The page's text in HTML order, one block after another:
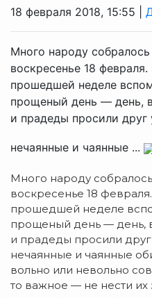
18 февраля 2018, 15:55 |
Много народу
воскресенье 18
прошедшей неделе
прощеный день — день,
и прадеды просили друг
нечаянные и чаянные ...
Много народу
воскресенье 18
прошедшей неделе
прощеный день — день,
и прадеды просили
нечаянные и чаянные
вольно или невольно
то важное — не нести их